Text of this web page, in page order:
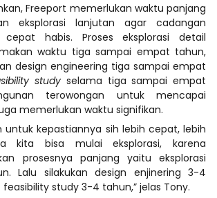
Freeport memerlukan waktu panjang
eksplorasi lanjutan agar cadangan
habis. Proses eksplorasi detail
waktu tiga sampai empat tahun,
design engineering tiga sampai empat
study selama tiga sampai empat
terowongan untuk mencapai
memerlukan waktu signifikan.
untuk kepastiannya sih lebih cepat, lebih
kita bisa mulai eksplorasi, karena
prosesnya panjang yaitu eksplorasi
Lalu silakukan design enjinering 3-4
study 3-4 tahun,” jelas Tony.